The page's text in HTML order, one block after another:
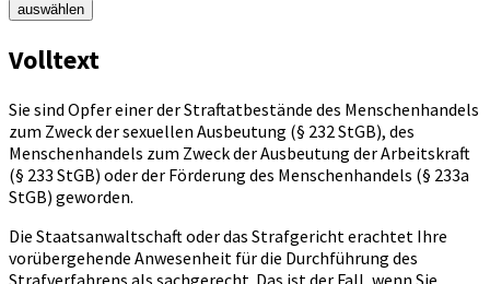
auswählen
Volltext
Sie sind Opfer einer der Straftatbestände des Menschenhandels
zum Zweck der sexuellen Ausbeutung (§ 232 StGB), des
Menschenhandels zum Zweck der Ausbeutung der Arbeitskraft
(§ 233 StGB) oder der Förderung des Menschenhandels (§ 233a
StGB) geworden.
Die Staatsanwaltschaft oder das Strafgericht erachtet Ihre
vorübergehende Anwesenheit für die Durchführung des